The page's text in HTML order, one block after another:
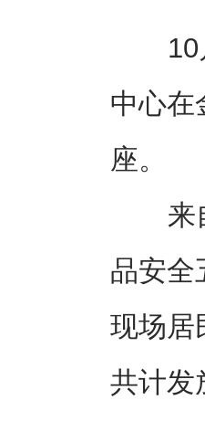
10月
中心在
座。
来自
品安全
现场居
共计发